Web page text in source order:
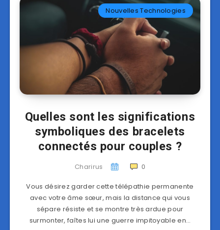
Nouvelles Technologies
Quelles sont les significations
symboliques des bracelets
connectés pour couples ?
Charirus 0
Vous désirez garder cette télépathie permanente
avec votre âme sœur, mais la distance qui vous
sépare résiste et se montre très ardue pour
surmonter, faîtes lui une guerre impitoyable en…